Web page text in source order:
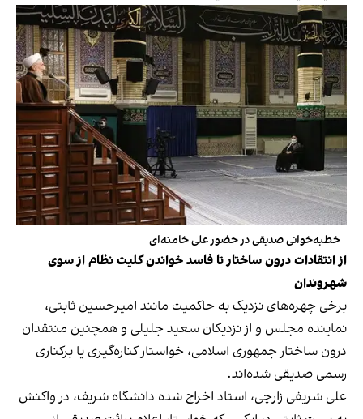
خطبه‌خوانی صدیقی در حضور علی خامنه‌ای
از انتقادات درون ساختار تا فاسد خواندن کلیت نظام از سوی
شهروندان
برخی چهره‌های نزدیک به حاکمیت مانند امیرحسین ثابتی،‌
نماینده مجلس و از نزدیکان سعید جلیلی و همچنین منتقدان
درون ‌ساختار جمهوری اسلامی، خواستار کناره‌گیری یا برکناری
رسمی صدیقی شده‌اند.
علی شریفی زارچی، استاد اخراج شده دانشگاه شریف، در واکنش